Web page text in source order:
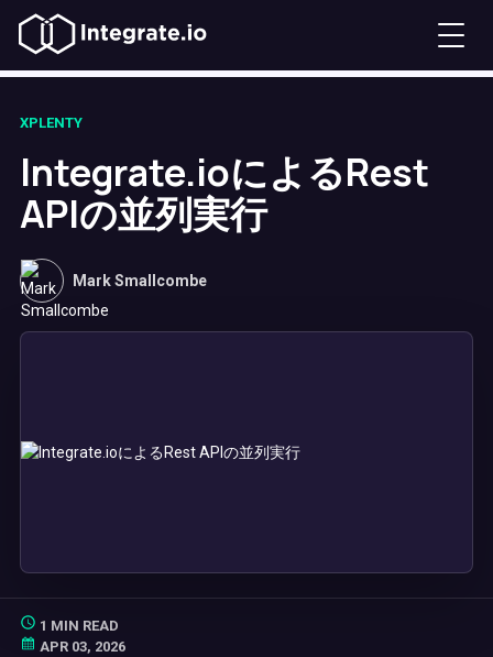
XPLENTY
Integrate.ioによるRest
APIの並列実行
Mark Smallcombe
1 MIN READ
APR 03, 2026